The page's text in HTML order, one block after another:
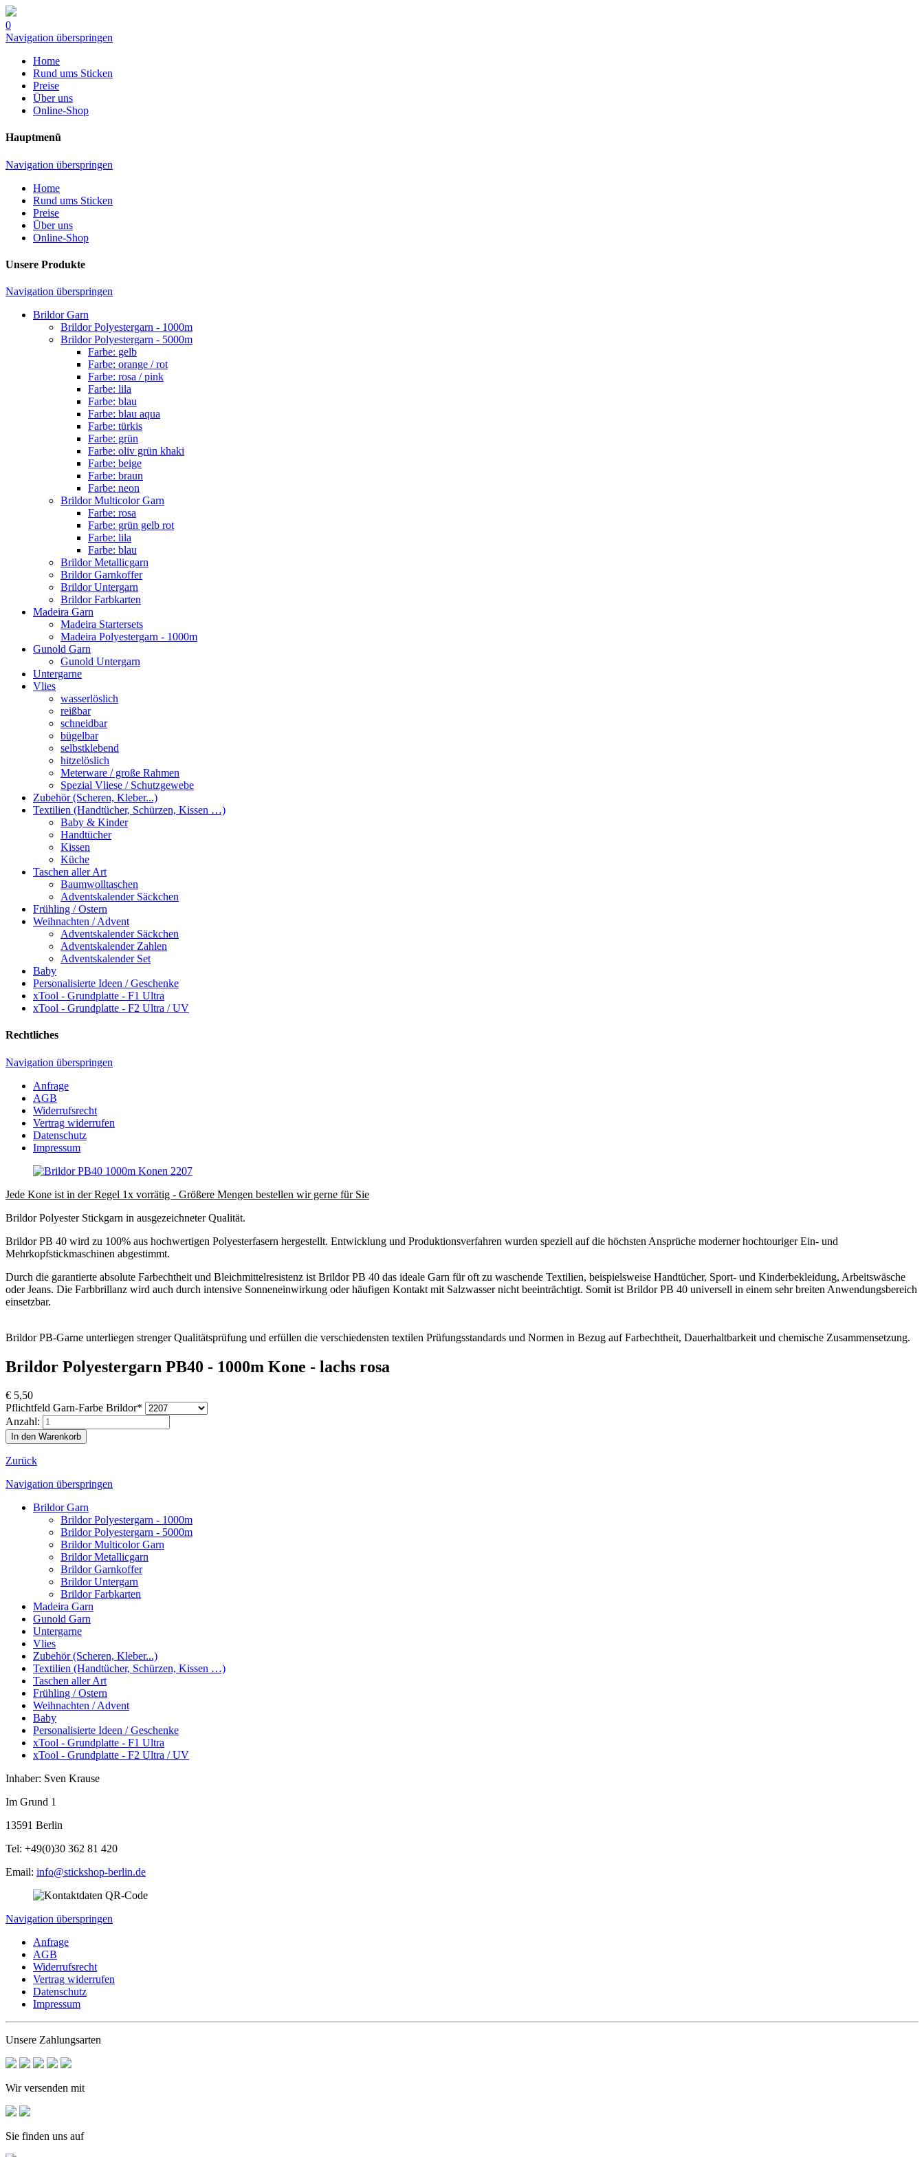
0
Navigation überspringen
Home
Rund ums Sticken
Preise
Über uns
Online-Shop
Hauptmenü
Navigation überspringen
Home
Rund ums Sticken
Preise
Über uns
Online-Shop
Unsere Produkte
Navigation überspringen
Brildor Garn
Brildor Polyestergarn - 1000m
Brildor Polyestergarn - 5000m
Farbe: gelb
Farbe: orange / rot
Farbe: rosa / pink
Farbe: lila
Farbe: blau
Farbe: blau aqua
Farbe: türkis
Farbe: grün
Farbe: oliv grün khaki
Farbe: beige
Farbe: braun
Farbe: neon
Brildor Multicolor Garn
Farbe: rosa
Farbe: grün gelb rot
Farbe: lila
Farbe: blau
Brildor Metallicgarn
Brildor Garnkoffer
Brildor Untergarn
Brildor Farbkarten
Madeira Garn
Madeira Startersets
Madeira Polyestergarn - 1000m
Gunold Garn
Gunold Untergarn
Untergarne
Vlies
wasserlöslich
reißbar
schneidbar
bügelbar
selbstklebend
hitzelöslich
Meterware / große Rahmen
Spezial Vliese / Schutzgewebe
Zubehör (Scheren, Kleber...)
Textilien (Handtücher, Schürzen, Kissen …)
Baby & Kinder
Handtücher
Kissen
Küche
Taschen aller Art
Baumwolltaschen
Adventskalender Säckchen
Frühling / Ostern
Weihnachten / Advent
Adventskalender Säckchen
Adventskalender Zahlen
Adventskalender Set
Baby
Personalisierte Ideen / Geschenke
xTool - Grundplatte - F1 Ultra
xTool - Grundplatte - F2 Ultra / UV
Rechtliches
Navigation überspringen
Anfrage
AGB
Widerrufsrecht
Vertrag widerrufen
Datenschutz
Impressum
Jede Kone ist in der Regel 1x vorrätig - Größere Mengen bestellen wir gerne für Sie
Brildor Polyester Stickgarn in ausgezeichneter Qualität.
Brildor PB 40 wird zu 100% aus hochwertigen Polyesterfasern hergestellt. Entwicklung und Produktionsverfahren wurden speziell auf die höchsten Ansprüche moderner hochtouriger Ein- und
Mehrkopfstickmaschinen abgestimmt.
Durch die garantierte absolute Farbechtheit und Bleichmittelresistenz ist Brildor PB 40 das ideale Garn für oft zu waschende Textilien, beispielsweise Handtücher, Sport- und Kinderbekleidung, Arbeitswäsche
oder Jeans. Die Farbbrillanz wird auch durch intensive Sonneneinwirkung oder häufigen Kontakt mit Salzwasser nicht beeinträchtigt. Somit ist Brildor PB 40 universell in einem sehr breiten Anwendungsbereich
einsetzbar.
Brildor PB-Garne unterliegen strenger Qualitätsprüfung und erfüllen die verschiedensten textilen Prüfungsstandards und Normen in Bezug auf Farbechtheit, Dauerhaltbarkeit und chemische Zusammensetzung.
Brildor Polyestergarn PB40 - 1000m Kone - lachs rosa
€ 5,50
Pflichtfeld Garn-Farbe Brildor*
Anzahl:
Zurück
Navigation überspringen
Brildor Garn
Brildor Polyestergarn - 1000m
Brildor Polyestergarn - 5000m
Brildor Multicolor Garn
Brildor Metallicgarn
Brildor Garnkoffer
Brildor Untergarn
Brildor Farbkarten
Madeira Garn
Gunold Garn
Untergarne
Vlies
Zubehör (Scheren, Kleber...)
Textilien (Handtücher, Schürzen, Kissen …)
Taschen aller Art
Frühling / Ostern
Weihnachten / Advent
Baby
Personalisierte Ideen / Geschenke
xTool - Grundplatte - F1 Ultra
xTool - Grundplatte - F2 Ultra / UV
Inhaber: Sven Krause
Im Grund 1
13591 Berlin
Tel: +49(0)30 362 81 420
Email: info@stickshop-berlin.de
Navigation überspringen
Anfrage
AGB
Widerrufsrecht
Vertrag widerrufen
Datenschutz
Impressum
Unsere Zahlungsarten
Wir versenden mit
Sie finden uns auf